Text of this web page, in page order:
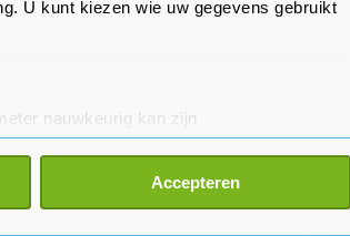
U kunt kiezen wie uw gegevens gebruikt
nauwkeurig kan zijn
(fingerprinting)
in het
detailgedeelte
Accepteren